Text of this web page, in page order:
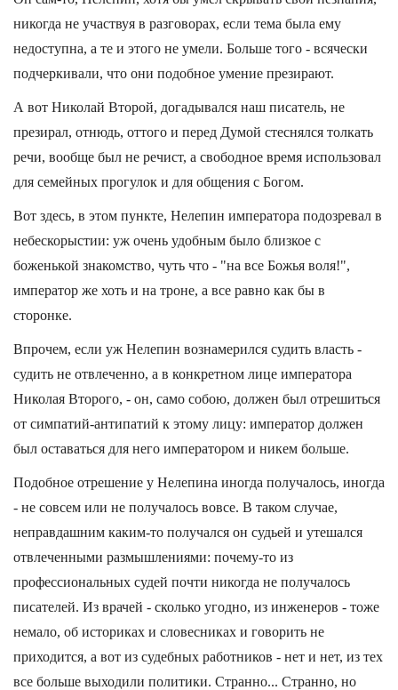
никогда не участвуя в разговорах, если тема была ему
недоступна, а те и этого не умели. Больше того - всячески
подчеркивали, что они подобное умение презирают.
А вот Николай Второй, догадывался наш писатель, не
презирал, отнюдь, оттого и перед Думой стеснялся толкать
речи, вообще был не речист, а свободное время использовал
для семейных прогулок и для общения с Богом.
Вот здесь, в этом пункте, Нелепин императора подозревал в
небескорыстии: уж очень удобным было близкое с
боженькой знакомство, чуть что - "на все Божья воля!",
император же хоть и на троне, а все равно как бы в
сторонке.
Впрочем, если уж Нелепин вознамерился судить власть -
судить не отвлеченно, а в конкретном лице императора
Николая Второго, - он, само собою, должен был отрешиться
от симпатий-антипатий к этому лицу: император должен
был оставаться для него императором и никем больше.
Подобное отрешение у Нелепина иногда получалось, иногда
- не совсем или не получалось вовсе. В таком случае,
неправдашним каким-то получался он судьей и утешался
отвлеченными размышлениями: почему-то из
профессиональных судей почти никогда не получалось
писателей. Из врачей - сколько угодно, из инженеров - тоже
немало, об историках и словесниках и говорить не
приходится, а вот из судебных работников - нет и нет, из тех
все больше выходили политики. Странно... Странно, но